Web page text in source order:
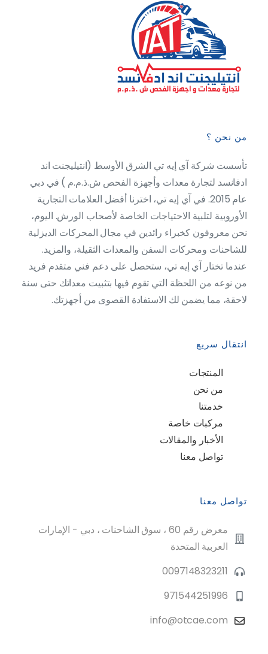
من نحن ؟
تأسست شركة آي إيه تي الشرق الأوسط (انتيليجنت اند
ادفانسد لتجارة معدات وأجهزة الفحص ش.ذ.م.م ) في دبي
عام 2015. في آي إيه تي، اخترنا أفضل العلامات التجارية
الأوروبية لتلبية الاحتياجات الخاصة لأصحاب الورش. اليوم،
نحن معروفون كخبراء رائدين في مجال المحركات الديزلية
للشاحنات ومحركات السفن والمعدات الثقيلة، والمزيد.
عندما تختار آي إيه تي، ستحصل على دعم فني متقدم فريد
من نوعه من اللحظة التي تقوم فيها بتثبيت معداتك حتى سنة
لاحقة، مما يضمن لك الاستفادة القصوى من أجهزتك.
انتقال سريع
المنتجات
من نحن
خدمتنا
مركبات خاصة
الأخبار والمقالات
تواصل معنا
تواصل معنا
معرض رقم 60 ، سوق الشاحنات ، دبي - الإمارات
العربية المتحدة
0097148323211
971544251996
info@otcae.com